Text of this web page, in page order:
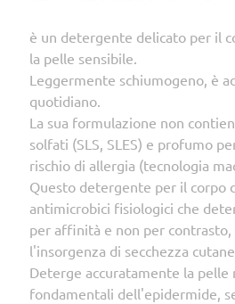
è un detergente delicato per il
la pelle sensibile.
Leggermente schiumogeno, è
quotidiano.
La sua formulazione non
solfati (SLS, SLES) e profumo
rischio di allergia (tecnologia
Questo detergente per il corpo
antimicrobici fisiologici che
per affinità e non per
l'insorgenza di secchezza
Deterge accuratamente la
fondamentali dell'epidermide,